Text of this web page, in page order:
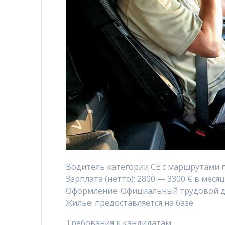
Водитель категории CE с маршрутами
Зарплата (нетто): 2800 — 3300 € в месяц
Оформление: Официальный трудовой
Жилье: предоставляется на базе